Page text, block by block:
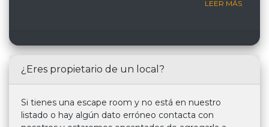
LEER MÁS
¿Eres propietario de un local?
Si tienes una escape room y no está en nuestro
listado o hay algún dato erróneo contacta con